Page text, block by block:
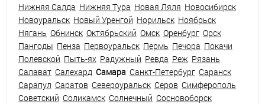
Нижняя Салда Нижняя Тура Новая Ляля Новосибирск
Новоуральск Новый Уренгой Норильск Ноябрьск
Нягань Обнинск Октябрьский Омск Оренбург Орск
Пангоды Пенза Первоуральск Пермь Печора Покачи
Полевской Пыть-ях Радужный Ревда Реж Рязань
Салават Салехард Самара Санкт-Петербург Саранск
Сарапул Саратов Североуральск Серов Симферополь
Советский Соликамск Солнечный Сосновоборск